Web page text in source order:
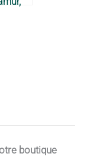
boutique